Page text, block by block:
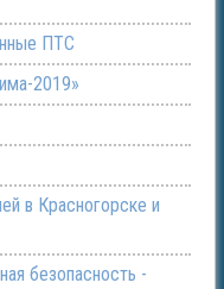
ПТС
2019»
в Красногорске и
безопасность -